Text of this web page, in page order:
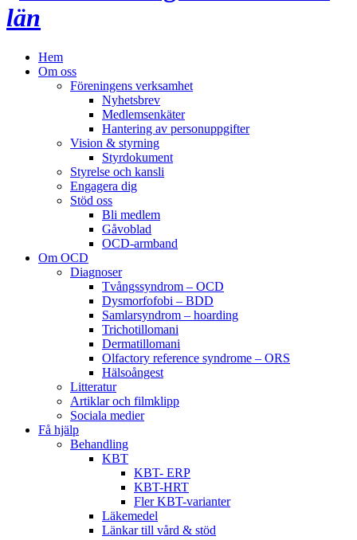
län
Hem
Om oss
Föreningens verksamhet
Nyhetsbrev
Medlemsenkäter
Hantering av personuppgifter
Vision & styrning
Styrdokument
Styrelse och kansli
Engagera dig
Stöd oss
Bli medlem
Gåvoblad
OCD-armband
Om OCD
Diagnoser
Tvångssyndrom – OCD
Dysmorfofobi – BDD
Samlarsyndrom – hoarding
Trichotillomani
Dermatillomani
Olfactory reference syndrome – ORS
Hälsoångest
Litteratur
Artiklar och filmklipp
Sociala medier
Få hjälp
Behandling
KBT
KBT- ERP
KBT-HRT
Fler KBT-varianter
Läkemedel
Länkar till vård & stöd